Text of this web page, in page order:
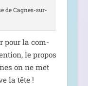
de Cagnes-sur-
pour la com­
le pro­pos
on ne met
la tête !